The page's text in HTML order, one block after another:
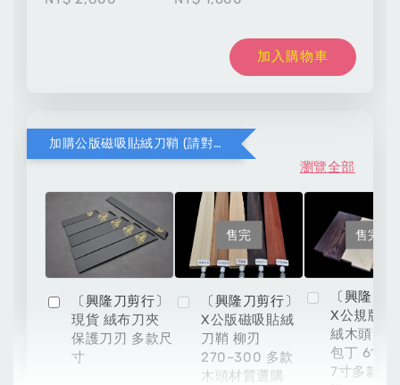
加入購物車
加購公版磁吸貼絨刀鞘 (請對應木頭材質與刀款尺寸)
瀏覽全部
〔興隆刀剪行〕
現貨 絨布刀夾
保護刀刃 多款尺
寸
售完
〔興隆刀剪行〕
X公版磁吸貼絨
刀鞘 柳刃
270~300 多款
木頭材質選購
售完
〔興隆刀
X公規版磁
絨木頭刀
包丁 6寸
7寸多款材